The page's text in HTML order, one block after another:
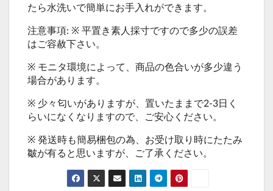
たら水洗いで簡単にお手入れができます。
注意事項: ※ 平置き素人採寸ですので多少の誤差
はご容赦下さい。
※ モニタ環境によって、商品の色合いが多少違う
場合があります。
※ 少々匂いがありますが、置いたままで2-3日く
らいになくなりますので、ご安心ください。
※ 発送時も簡易梱包の為、お受け取り時にたたみ
皺が有ると思いますが、ご了承ください。